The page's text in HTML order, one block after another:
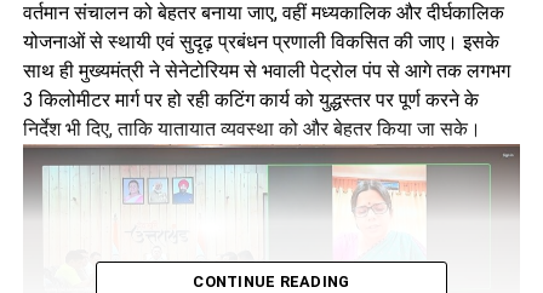
वर्तमान संचालन को बेहतर बनाया जाए, वहीं मध्यकालिक और दीर्घकालिक
योजनाओं से स्थायी एवं सुदृढ़ प्रबंधन प्रणाली विकसित की जाए। इसके
साथ ही मुख्यमंत्री ने सेनेटोरियम से भवाली पेट्रोल पंप से आगे तक लगभग
3 किलोमीटर मार्ग पर हो रही कटिंग कार्य को युद्धस्तर पर पूर्ण करने के
निर्देश भी दिए, ताकि यातायात व्यवस्था को और बेहतर किया जा सके।
CONTINUE READING